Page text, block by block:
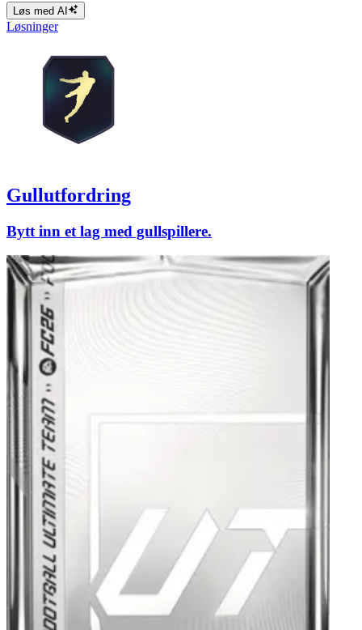
Løs med AI
Løsninger
Gullutfordring
Bytt inn et lag med gullspillere.